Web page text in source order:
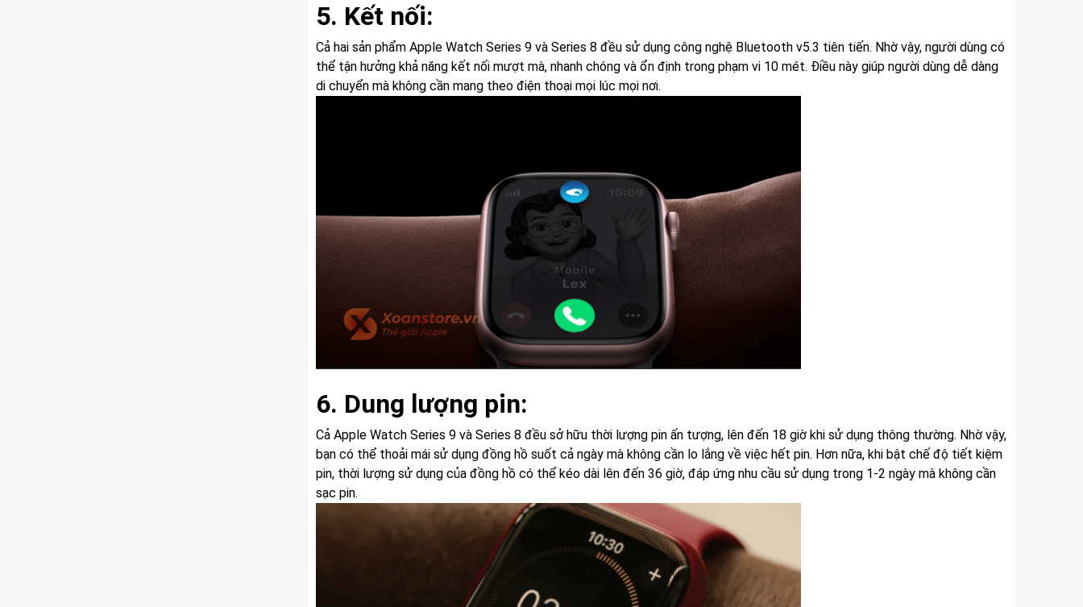
5. Kết nối:
Cả hai sản phẩm Apple Watch Series 9 và Series 8 đều sử dụng công nghệ Bluetooth v5.3 tiên tiến. Nhờ vậy, người dùng có
thể tận hưởng khả năng kết nối mượt mà, nhanh chóng và ổn định trong phạm vi 10 mét. Điều này giúp người dùng dễ dàng
di chuyển mà không cần mang theo điện thoại mọi lúc mọi nơi.
6. Dung lượng pin:
Cả Apple Watch Series 9 và Series 8 đều sở hữu thời lượng pin ấn tượng, lên đến 18 giờ khi sử dụng thông thường. Nhờ vậy,
bạn có thể thoải mái sử dụng đồng hồ suốt cả ngày mà không cần lo lắng về việc hết pin. Hơn nữa, khi bật chế độ tiết kiệm
pin, thời lượng sử dụng của đồng hồ có thể kéo dài lên đến 36 giờ, đáp ứng nhu cầu sử dụng trong 1-2 ngày mà không cần
sạc pin.